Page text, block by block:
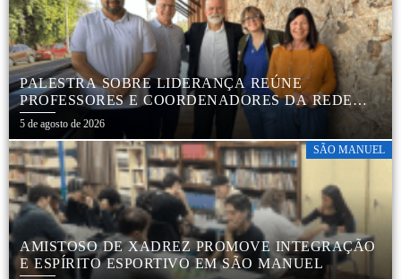
PALESTRA SOBRE LIDERANÇA REÚNE
PROFESSORES E COORDENADORES DA REDE
MUNICIPAL
5 de agosto de 2026
SÃO MANUEL
AMISTOSO DE XADREZ PROMOVE INTEGRAÇÃO
E ESPÍRITO ESPORTIVO EM SÃO MANUEL